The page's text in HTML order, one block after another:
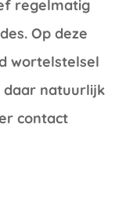
regelmatig
Op deze
wortelstelsel
daar natuurlijk
contact